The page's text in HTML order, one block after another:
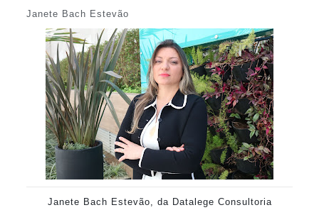
Janete Bach Estevão
Janete Bach Estevão, da Datalege Consultoria